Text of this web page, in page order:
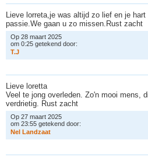
Lieve lorreta,je was altijd zo lief en je
passie.We gaan u zo missen.Rust zacht
Op 28 maart 2025
om 0:25 getekend door:
T.J
Lieve loretta
Veel te jong overleden. Zo'n mooi mens,
verdrietig. Rust zacht
Op 27 maart 2025
om 23:55 getekend door:
Nel Landzaat